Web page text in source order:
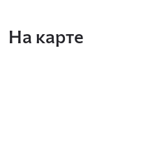
На карте